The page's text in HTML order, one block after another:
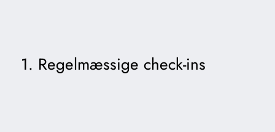
1. Regelmæssige check-ins